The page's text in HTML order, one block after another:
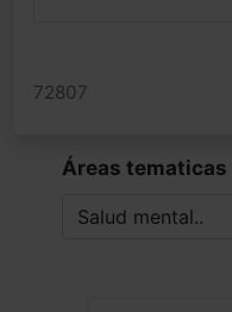
solo un parcheo
avanzando en
mismo. Mejorar
72807
Áreas tematicas